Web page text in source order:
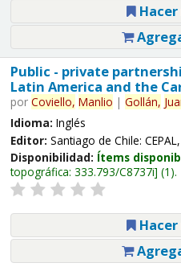
Hacer
Public - private
Latin America and the
por Coviello, Manlio | Gollán,
Idioma: Inglés
Editor: Santiago de Chile:
Disponibilidad: Ítems
topográfica: 333.793/C8737i (1).
Hacer